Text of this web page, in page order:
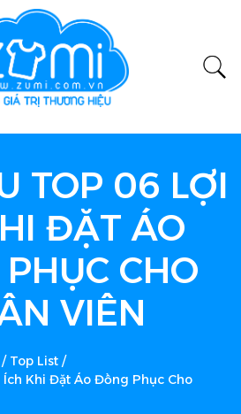
TOP 06 LỢI
ĐẶT ÁO
CHO
VIÊN
/ Top List /
Khi Đặt Áo Đồng Phục Cho